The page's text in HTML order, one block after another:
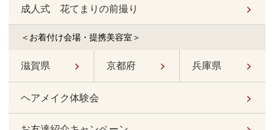
成人式 花てまりの前撮り
＜お着付け会場・提携美容室＞
滋賀県 京都府 兵庫県
ヘアメイク体験会